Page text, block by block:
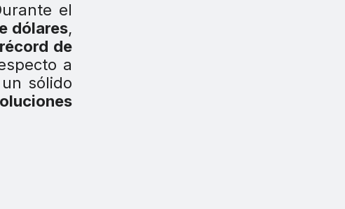
el
dólares,
de
a
sólido